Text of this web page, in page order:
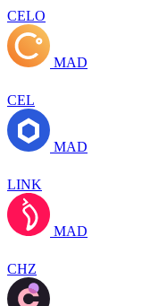
CELO
MAD
CEL
MAD
LINK
MAD
CHZ